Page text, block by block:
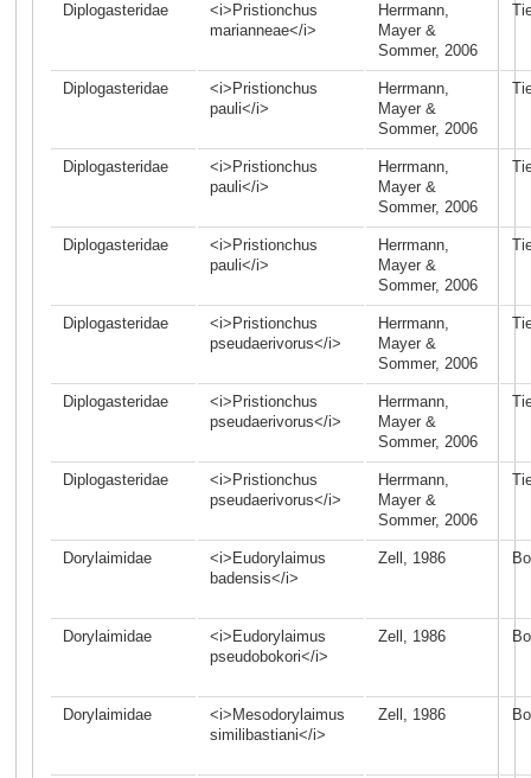
Diplogasteridae
<i>Pristionchus
marianneae</i>
Herrmann,
Mayer &
Sommer, 2006
Diplogasteridae
<i>Pristionchus
pauli</i>
Herrmann,
Mayer &
Sommer, 2006
Diplogasteridae
<i>Pristionchus
pauli</i>
Herrmann,
Mayer &
Sommer, 2006
Diplogasteridae
<i>Pristionchus
pauli</i>
Herrmann,
Mayer &
Sommer, 2006
Diplogasteridae
<i>Pristionchus
pseudaerivorus</i>
Herrmann,
Mayer &
Sommer, 2006
Diplogasteridae
<i>Pristionchus
pseudaerivorus</i>
Herrmann,
Mayer &
Sommer, 2006
Diplogasteridae
<i>Pristionchus
pseudaerivorus</i>
Herrmann,
Mayer &
Sommer, 2006
Dorylaimidae
<i>Eudorylaimus
badensis</i>
Zell, 1986
Dorylaimidae
<i>Eudorylaimus
pseudobokori</i>
Zell, 1986
Dorylaimidae
<i>Mesodorylaimus
similibastiani</i>
Zell, 1986